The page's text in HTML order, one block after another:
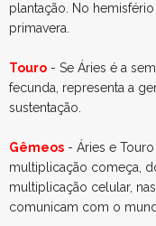
plantação. No
primavera.
Touro - Se Áries é a
fecunda, representa a
sustentação.
Gêmeos - Áries e
multiplicação começa,
multiplicação celular,
comunicam com o